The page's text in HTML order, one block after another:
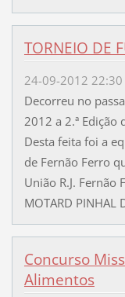
TORNEIO DE
24-09-2012 22:30
Decorreu no
2012 a 2.ª Edição
Desta feita foi a
de Fernão Ferro
União R.J. Fernão
MOTARD PINHAL
Concurso
Alimentos